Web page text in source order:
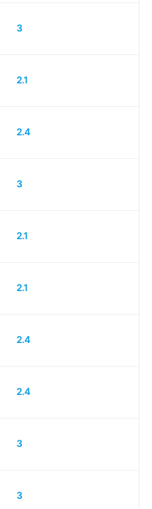
3
2.1
2.4
3
2.1
2.1
2.4
2.4
3
3